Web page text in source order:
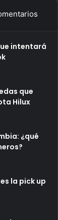
intentará
que
Hilux
¿qué
la pick up